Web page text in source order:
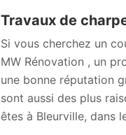
Travaux de
Si vous cherchez un
MW Rénovation , un
une bonne réputation
sont aussi des plus
êtes à Bleurville, dans